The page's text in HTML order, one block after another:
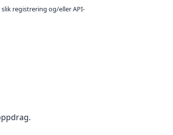
registrering og/eller API-